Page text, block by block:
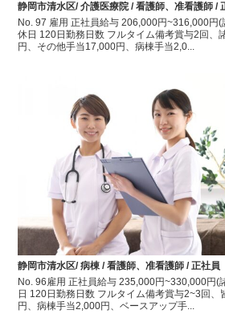
静岡市清水区/ 介護医療院 / 看護師、准看
No. 97 雇用 正社員給与 206,000円~316,000円(
休日 120日勤務日数 フルタイム備考賞与2回、
円、その他手当17,000円、病棟手当2,0...
静岡市清水区/ 病棟 / 看護師、准看護師 / 正社員
No. 96雇用 正社員給与 235,000円~330,000円(
日 120日勤務日数 フルタイム備考賞与2~3回
円、病棟手当2,000円、ベースアップ手...